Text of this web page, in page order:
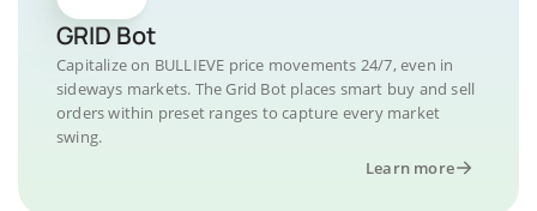
GRID Bot
Capitalize on BULLIEVE price movements 24/7, even in
sideways markets. The Grid Bot places smart buy and sell
orders within preset ranges to capture every market
swing.
Learn more